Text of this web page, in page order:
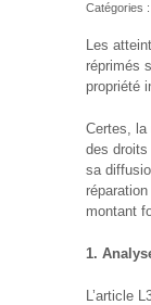
Catégories :
Les
réprimés
propriété
Certes, la
des droits
sa
montant
1.
L’article